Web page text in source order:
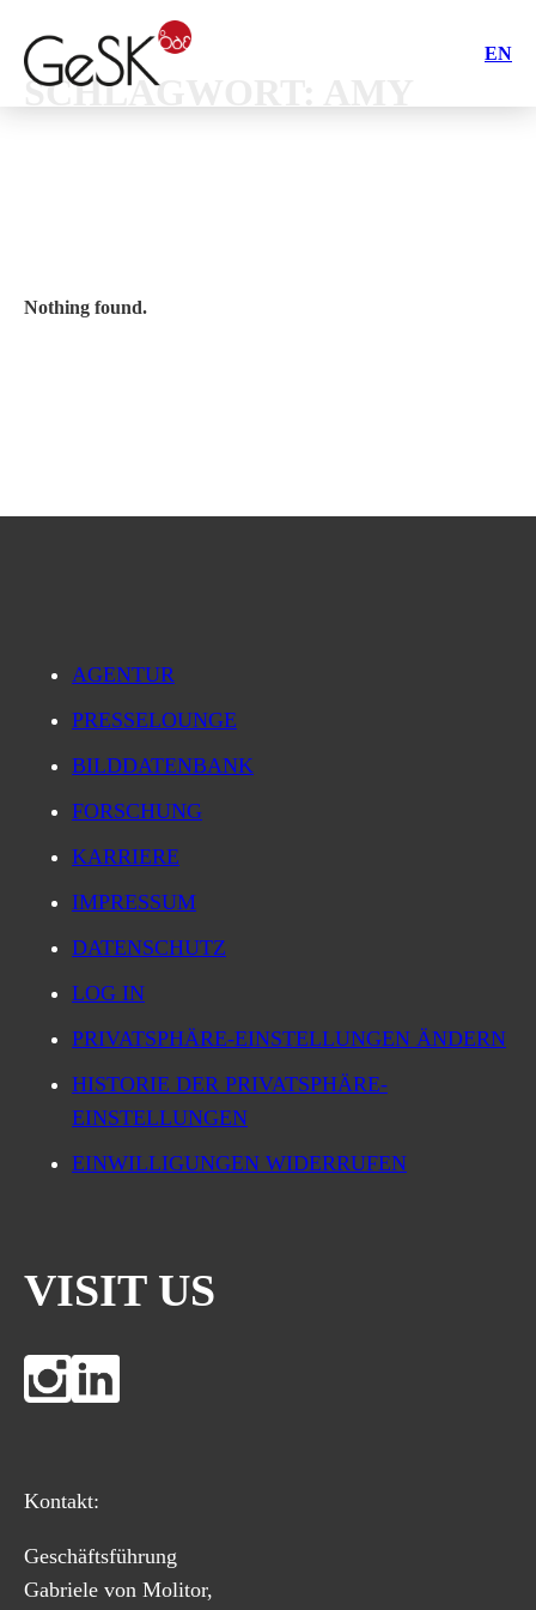
EN
SCHLAGWORT:
Nothing found.
AGENTUR
PRESSELOUNGE
BILDDATENBANK
FORSCHUNG
KARRIERE
IMPRESSUM
DATENSCHUTZ
LOG IN
PRIVATSPHÄRE-EINSTELLUNGEN ÄNDERN
HISTORIE DER PRIVATSPHÄRE-
EINSTELLUNGEN
EINWILLIGUNGEN WIDERRUFEN
VISIT US
Kontakt:
Geschäftsführung
Gabriele von Molitor,